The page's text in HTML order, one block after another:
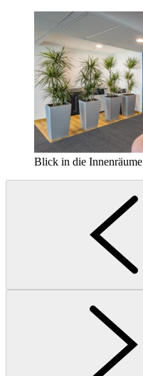
Blick in die Innenräume